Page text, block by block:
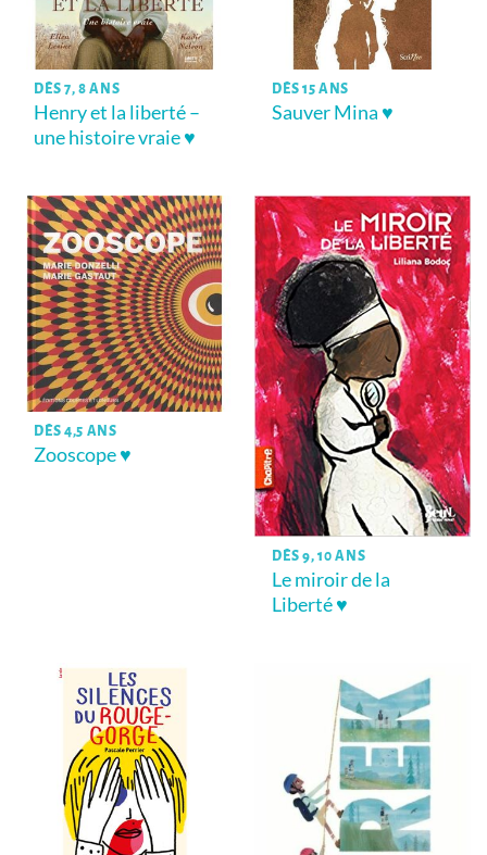
DÈS 7, 8 ANS
Henry et la liberté –
une histoire vraie ♥
DÈS 15 ANS
Sauver Mina ♥
DÈS 4,5 ANS
Zooscope ♥
DÈS 9, 10 ANS
Le miroir de la
Liberté ♥